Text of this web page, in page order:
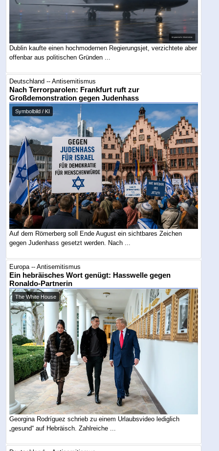
Dublin kaufte einen hochmodernen Regierungsjet, verzichtete aber
offenbar aus politischen Gründen ...
Deutschland -- Antisemitismus
Nach Terrorparolen: Frankfurt ruft zur
Großdemonstration gegen Judenhass
Symbolbild / KI
Auf dem Römerberg soll Ende August ein sichtbares Zeichen
gegen Judenhass gesetzt werden. Nach ...
Europa -- Antisemitismus
Ein hebräisches Wort genügt: Hasswelle gegen
Ronaldo-Partnerin
The White House
Georgina Rodríguez schrieb zu einem Urlaubsvideo lediglich
„gesund“ auf Hebräisch. Zahlreiche ...